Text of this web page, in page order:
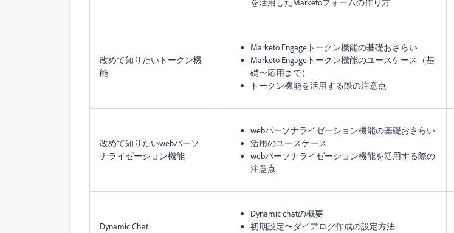
を活用したMarketoフォームの作り方
改めて知りたいトークン機
能
Marketo Engageトークン機能の基礎おさらい
Marketo Engageトークン機能のユースケース（基
礎〜応用まで）
トークン機能を活用する際の注意点
改めて知りたいwebパーソ
ナライゼーション機能
webパーソナライゼーション機能の基礎おさらい
活用のユースケース
webパーソナライゼーション機能を活用する際の
注意点
Dynamic Chat
Dynamic chatの概要
初期設定〜ダイアログ作成の設定方法